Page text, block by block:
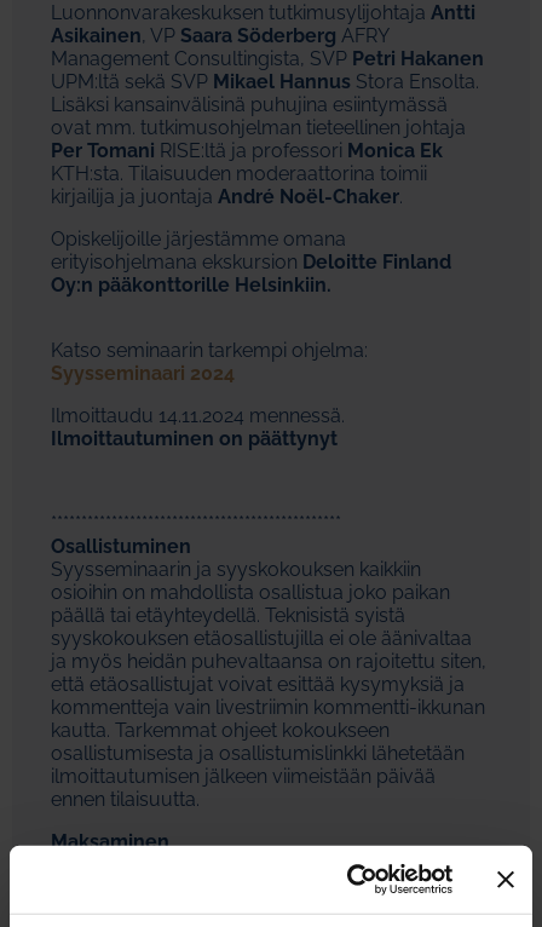
Luonnonvarakeskuksen tutkimusylijohtaja Antti
Asikainen, VP Saara Söderberg AFRY
Management Consultingista, SVP Petri Hakanen
UPM:ltä sekä SVP Mikael Hannus Stora Ensolta.
Lisäksi kansainvälisinä puhujina esiintymässä
ovat mm. tutkimusohjelman tieteellinen johtaja
Per Tomani RISE:ltä ja professori Monica Ek
KTH:sta. Tilaisuuden moderaattorina toimii
kirjailija ja juontaja André Noël-Chaker.
Opiskelijoille järjestämme omana
erityisohjelmana ekskursion Deloitte Finland
Oy:n pääkonttorille Helsinkiin.
Katso seminaarin tarkempi ohjelma:
Syysseminaari 2024
Ilmoittaudu 14.11.2024 mennessä.
Ilmoittautuminen on päättynyt
************************************************
Osallistuminen
Syysseminaarin ja syyskokouksen kaikkiin
osioihin on mahdollista osallistua joko paikan
päällä tai etäyhteydellä. Teknisistä syistä
syyskokouksen etäosallistujilla ei ole äänivaltaa
ja myös heidän puhevaltaansa on rajoitettu siten,
että etäosallistujat voivat esittää kysymyksiä ja
kommentteja vain livestriimin kommentti-ikkunan
kautta. Tarkemmat ohjeet kokoukseen
osallistumisesta ja osallistumislinkki lähetetään
ilmoittautumisen jälkeen viimeistään päivää
ennen tilaisuutta.
Maksaminen
Tilaisuus on PI:n jäsenille, opiskelijoille ja
vuosijäsenyyttä hakeville maksuton, muille
osallistumismaksu on 200 euroa. Lasku